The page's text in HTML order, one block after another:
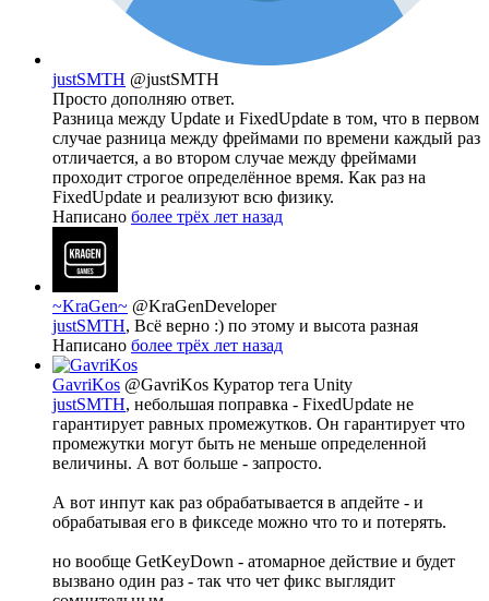
justSMTH @justSMTH
Просто дополняю ответ.
Разница между Update и FixedUpdate в том, что в первом
случае разница между фреймами по времени каждый раз
отличается, а во втором случае между фреймами
проходит строгое определённое время. Как раз на
FixedUpdate и реализуют всю физику.
Написано более трёх лет назад
~KraGen~ @KraGenDeveloper
justSMTH, Всё верно :) по этому и высота разная
Написано более трёх лет назад
GavriKos @GavriKos Куратор тега Unity
justSMTH, небольшая поправка - FixedUpdate не
гарантирует равных промежутков. Он гарантирует что
промежутки могут быть не меньше определенной
величины. А вот больше - запросто.
А вот инпут как раз обрабатывается в апдейте - и
обрабатывая его в фикседе можно что то и потерять.
но вообще GetKeyDown - атомарное действие и будет
вызвано один раз - так что чет фикс выглядит